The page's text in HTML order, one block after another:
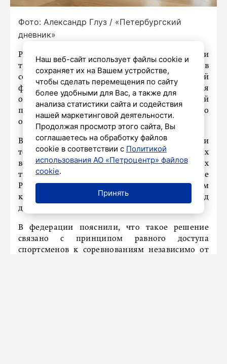
Фото: Александр Глуз / «Петербургский
дневник»
Российские волейболисты и представители
тренерских штабов смогут вновь участвовать в
соревнованиях под эгидой Международной
федерации волейбола (FIVB). Организация
объявила о снятии действовавших ограничений
после недавнего решения Международного
олимпийского комитета.
В FIVB сообщили, что российские спортсмены и
технические специалисты во всех дисциплинах
возвращаются к участию в международных
турнирах. Кроме того, национальные сборные
России восстановят в мировом рейтинге с тем
количеством очков, которое было у команд
до «заморозки».
В федерации пояснили, что такое решение
связано с принципом равного доступа
спортсменов к соревнованиям независимо от
Наш веб-сайт использует файлы cookie и
сохраняет их на Вашем устройстве,
чтобы сделать перемещения по сайту
более удобными для Вас, а также для
анализа статистики сайта и содействия
нашей маркетинговой деятельности.
Продолжая просмотр этого сайта, Вы
соглашаетесь на обработку файлов
cookie в соответствии с Политикой
использования АО «Петроцентр» файлов
cookie.
Принять